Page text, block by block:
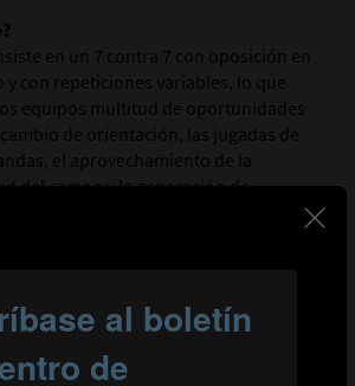
en un 7 contra 7 con oposición en
y con repeticiones variables, lo que
equipos multitud de oportunidades
de orientación, las jugadas de
el aprovechamiento de la
del campo y la generación de
el balón hacia el flanco opuesto.
de la pelota, y el equipo que